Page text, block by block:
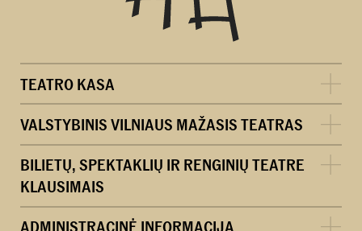
TEATRO KASA
VALSTYBINIS VILNIAUS MAŽASIS TEATRAS
BILIETŲ, SPEKTAKLIŲ IR RENGINIŲ TEATRE
KLAUSIMAIS